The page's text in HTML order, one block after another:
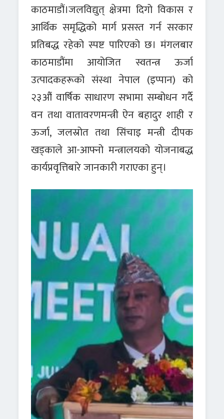
काठमाडौं।जलविद्युत् क्षेत्रमा दिगो विकास र
आर्थिक समृद्धिको मार्ग प्रसस्त गर्न सरकार
प्रतिबद्ध रहेको स्पष्ट पारिएको छ। मंगलबार
काठमाडौंमा आयोजित स्वतन्त्र ऊर्जा
उत्पादकहरूको संस्था नेपाल (इप्पान) को
२३औं वार्षिक साधारण सभामा सम्बोधन गर्दै
वन तथा वातावरणमन्त्री ऐन बहादुर शाही र
ऊर्जा, जलस्रोत तथा सिंचाइ मन्त्री दीपक
खड्काले आ-आफ्नो मन्त्रालयको योजनाबद्ध
कार्यप्रवृत्तिबारे जानकारी गराएका हुन्।